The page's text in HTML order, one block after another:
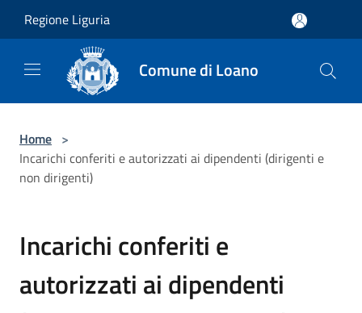
Regione Liguria
Comune di Loano
Home >
Incarichi conferiti e autorizzati ai dipendenti (dirigenti e
non dirigenti)
Incarichi conferiti e
autorizzati ai dipendenti